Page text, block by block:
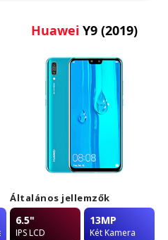
Huawei Y9 (2019)
Általános jellemzők
6.5"
IPS LCD
13MP
Két Kamera